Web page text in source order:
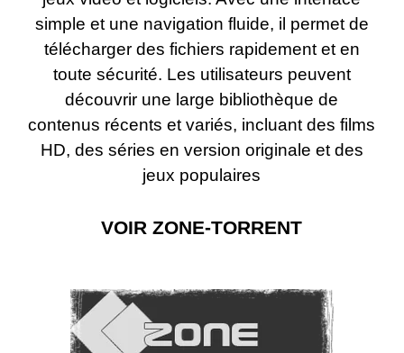
simple et une navigation fluide, il permet de
télécharger des fichiers rapidement et en
toute sécurité. Les utilisateurs peuvent
découvrir une large bibliothèque de
contenus récents et variés, incluant des films
HD, des séries en version originale et des
jeux populaires
VOIR ZONE-TORRENT